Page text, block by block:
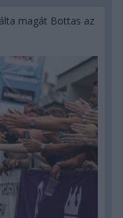
magát Bottas az